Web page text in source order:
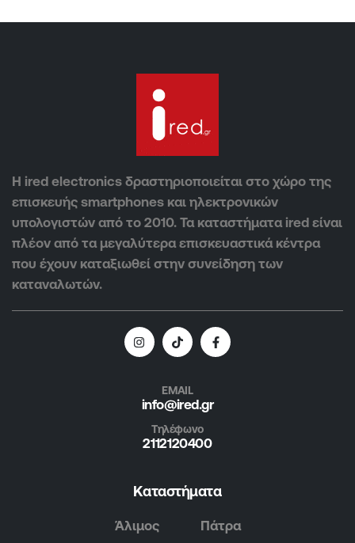
Η ired electronics δραστηριοποιείται στο χώρο της
επισκευής smartphones και ηλεκτρονικών
υπολογιστών από το 2010. Τα καταστήματα ired είναι
πλέον από τα μεγαλύτερα επισκευαστικά κέντρα
που έχουν καταξιωθεί στην συνείδηση των
καταναλωτών.
EMAIL
info@ired.gr
Τηλέφωνο
2112120400
Καταστήματα
Άλιμος
Πάτρα